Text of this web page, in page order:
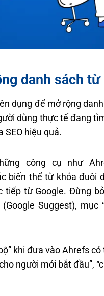
danh sách
dụng để mở rộng
dùng thực tế đang
hiệu quả.
công cụ như
biến thể từ khóa đuôi
tiếp từ Google. Đừng
Suggest), mục
khi đưa vào Ahrefs
người mới bắt đầu”,